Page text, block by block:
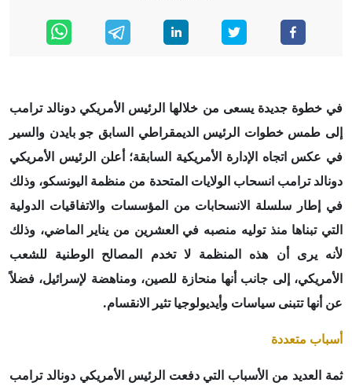
في خطوة جديدة يسعى من خلالها الرئيس الأمريكي دونالد ترامب
إلى طمس خطوات الرئيس الديمقراطي السابق جو بايدن والسير
في عكس اتجاه الإدارة الأمريكية السابقة؛ أعلن الرئيس الأمريكي
دونالد ترامب انسحاب الولايات المتحدة من منظمة اليونسكو، وذلك
في إطار سلسلة الانسحابات من المؤسسات والاتفاقيات الدولية
التي تبناها منذ توليه منصبه في العشرين من يناير الماضي، وذلك
لأنه يرى أن هذه المنظمة لا تخدم المصالح الوطنية للشعب
الأمريكي، إلى جانب أنها منحازة للصين، ومناهضة لإسرائيل، فضلاً
عن أنها تتبنى سياسات وأيديولوجيا تثير الانقسام.
أسباب متعددة
ثمة العديد من الأسباب التي دفعت الرئيس الأمريكي دونالد ترامب